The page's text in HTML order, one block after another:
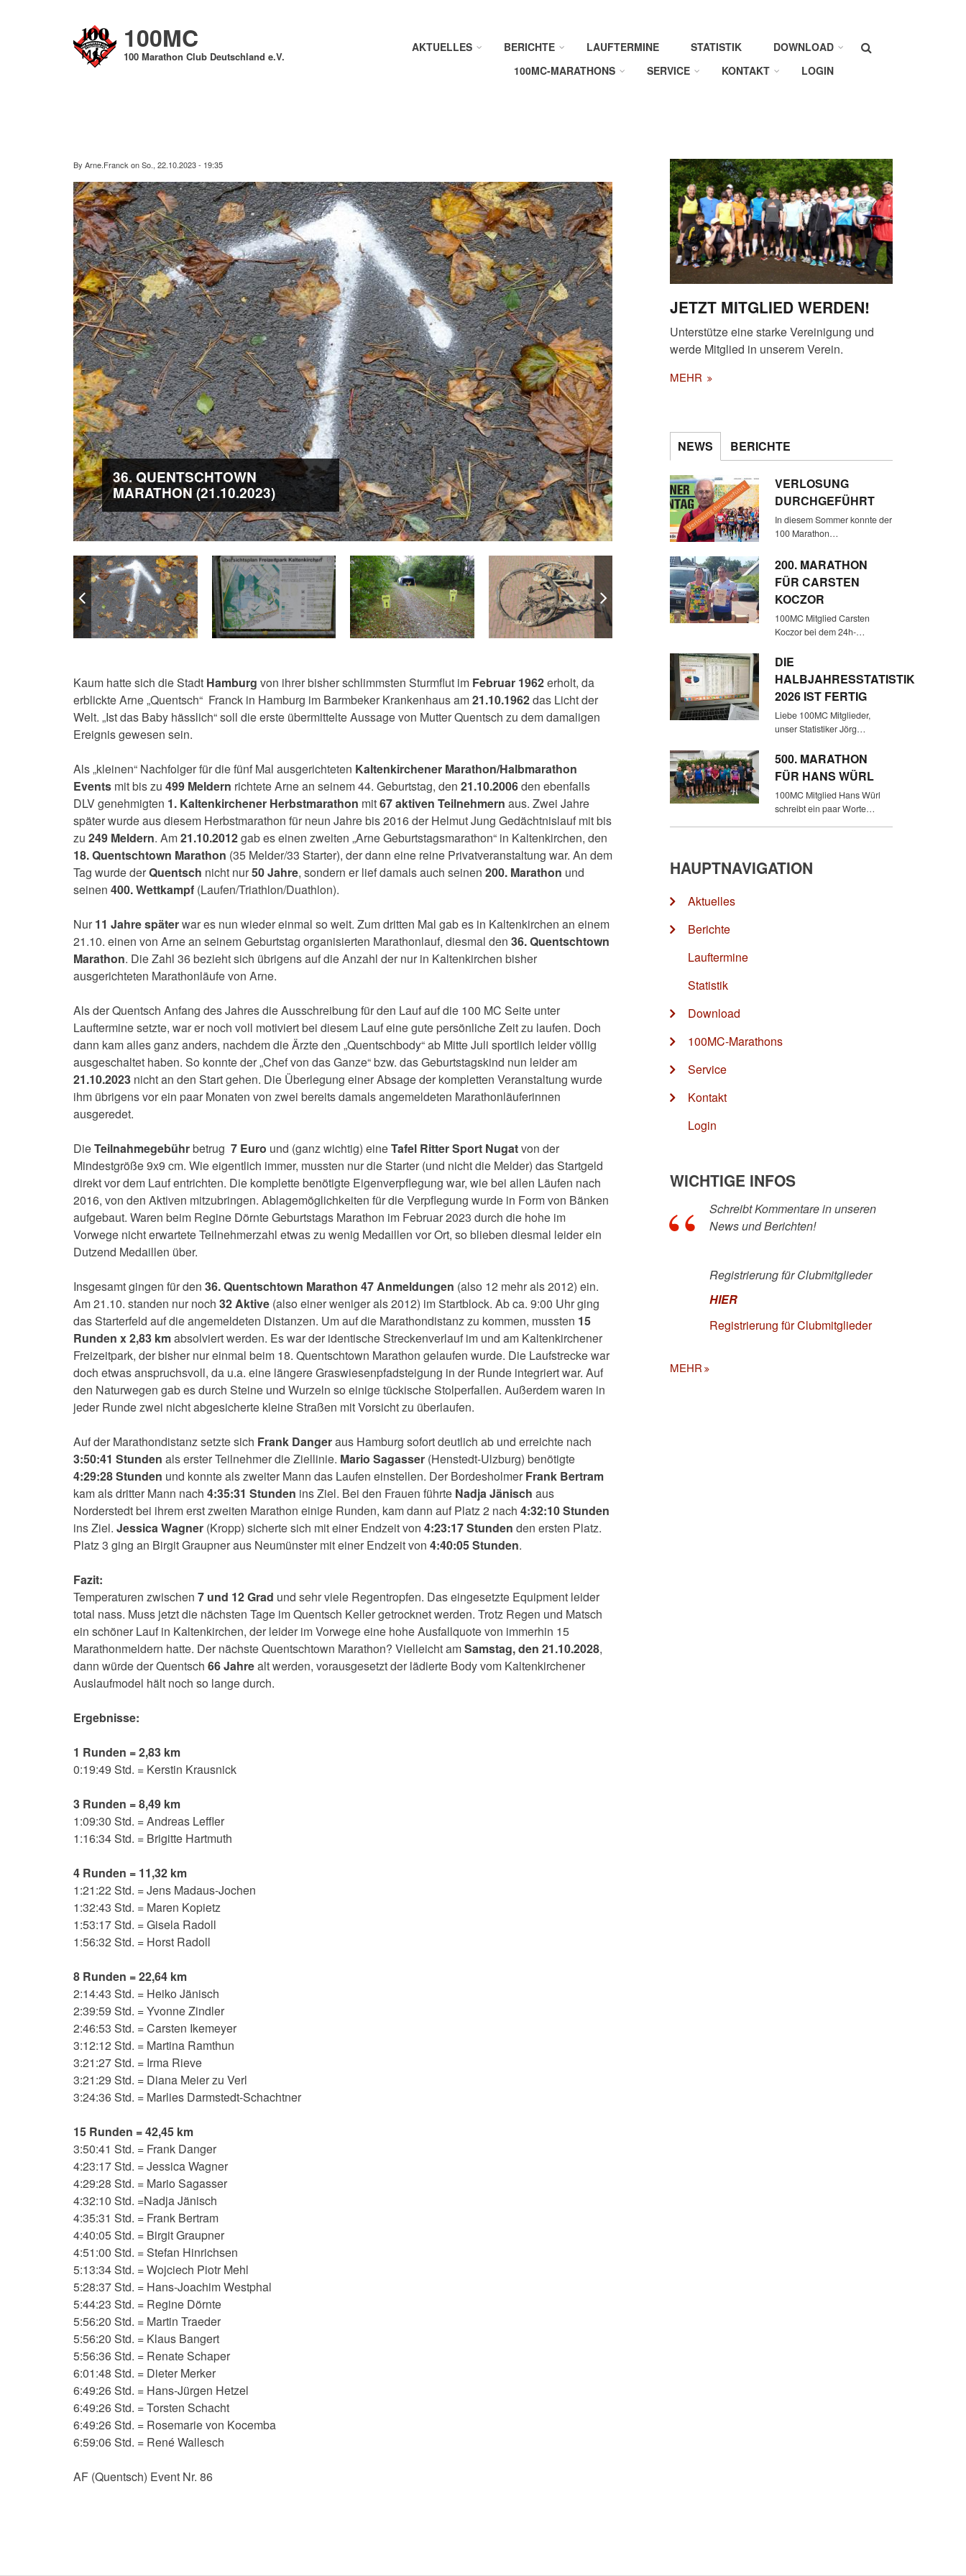
100MC
100 Marathon Club Deutschland e.V.
Suche
AKTUELLES BERICHTE LAUFTERMINE STATISTIK
DOWNLOAD
100MC-MARATHONS
SERVICE KONTAKT LOGIN
By Arne.Franck onSo., 22.10.2023 - 19:35
36. QUENTSCHTOWN
MARATHON (21.10.2023)
WIEDER EINMAL WURDE IM
KALTENKIRCHENER
FREIZEITPARK UND
ANGRENZENDEN BEREICHEN
GELAUFEN
Kaum hatte sich die Stadt Hamburg von ihrer bisher schlimmsten Sturmflut im Februar 1962erholt, da
erblickte Arne „Quentsch“ Franck in Hamburg im Barmbeker Krankenhaus am21.10.1962das Licht der
Welt. „Ist das Baby hässlich“ soll die erste übermittelte Aussage von Mutter Quentsch zu dem damaligen
Ereignis gewesen sein.
Als „kleinen“ Nachfolger für die fünf Mal ausgerichteten Kaltenkirchener Marathon/Halbmarathon
Events mit bis zu 499 Meldern richtete Arne an seinem 44. Geburtstag, den 21.10.2006den ebenfalls
DLV genehmigten 1. Kaltenkirchener Herbstmarathon mit67 aktiven Teilnehmern aus. Zwei Jahre
später wurde aus diesem Herbstmarathon für neun Jahre bis 2016 der Helmut Jung Gedächtnislauf mit bis
zu 249 Meldern. Am21.10.2012gab es einen zweiten „Arne Geburtstagsmarathon“ in Kaltenkirchen, den
18. Quentschtown Marathon (35 Melder/33 Starter), der dann eine reine Privatveranstaltung war. An dem
Tag wurde derQuentsch nicht nur50 Jahre, sondern er lief damals auch seinen 200. Marathon und
seinen 400. Wettkampf (Laufen/Triathlon/Duathlon).
Nur11 Jahre späterwar es nun wieder einmal so weit. Zum dritten Mal gab es in Kaltenkirchen an einem
21.10. einen von Arne an seinem Geburtstag organisierten Marathonlauf, diesmal den 36. Quentschtown
Marathon. Die Zahl 36 bezieht sich übrigens auf die Anzahl der nur in Kaltenkirchen bisher
ausgerichteten Marathonläufe von Arne.
Als der Quentsch Anfang des Jahres die Ausschreibung für den Lauf auf die 100 MC Seite unter
Lauftermine setzte, war er noch voll motiviert bei diesem Lauf eine gute persönliche Zeit zu laufen. Doch
dann kam alles ganz anders, nachdem die Ärzte den „Quentschbody“ ab Mitte Juli sportlich leider völlig
ausgeschaltet haben. So konnte der „Chef von das Ganze“ bzw. das Geburtstagskind nun leider am
21.10.2023 nicht an den Start gehen. Die Überlegung einer Absage der kompletten Veranstaltung wurde
ihm übrigens vor ein paar Monaten von zwei bereits damals angemeldeten Marathonläuferinnen
ausgeredet.
DieTeilnahmegebührbetrug 7 Euro und (ganz wichtig) eineTafel Ritter Sport Nugatvon der
Mindestgröße 9x9 cm. Wie eigentlich immer, mussten nur die Starter (und nicht die Melder) das Startgeld
direkt vor dem Lauf entrichten. Die komplette benötigte Eigenverpflegung war, wie bei allen Läufen nach
2016, von den Aktiven mitzubringen. Ablagemöglichkeiten für die Verpflegung wurde in Form von Bänken
aufgebaut. Waren beim Regine Dörnte Geburtstags Marathon im Februar 2023 durch die hohe im
Vorwege nicht erwartete Teilnehmerzahl etwas zu wenig Medaillen vor Ort, so blieben diesmal leider ein
Dutzend Medaillen über.
Insgesamt gingen für den 36. Quentschtown Marathon 47 Anmeldungen (also 12 mehr als 2012) ein.
Am 21.10. standen nur noch 32 Aktive (also einer weniger als 2012) im Startblock. Ab ca. 9:00 Uhr ging
das Starterfeld auf die angemeldeten Distanzen. Um auf die Marathondistanz zu kommen, mussten 15
Runden x 2,83 kmabsolviert werden. Es war der identische Streckenverlauf im und am Kaltenkirchener
Freizeitpark, der bisher nur einmal beim 18. Quentschtown Marathon gelaufen wurde. Die Laufstrecke war
doch etwas anspruchsvoll, da u.a. eine längere Graswiesenpfadsteigung in der Runde integriert war. Auf
den Naturwegen gab es durch Steine und Wurzeln so einige tückische Stolperfallen. Außerdem waren in
jeder Runde zwei nicht abgesicherte kleine Straßen mit Vorsicht zu überlaufen.
Auf der Marathondistanz setzte sich Frank Dangeraus Hamburg sofort deutlich ab und erreichte nach
3:50:41 Stunden als erster Teilnehmer die Ziellinie. Mario Sagasser (Henstedt-Ulzburg) benötigte
4:29:28 Stunden und konnte als zweiter Mann das Laufen einstellen. Der BordesholmerFrank Bertram
kam als dritter Mann nach 4:35:31 Stunden ins Ziel. Bei den Frauen führte Nadja Jänisch aus
Norderstedt bei ihrem erst zweiten Marathon einige Runden, kam dann auf Platz 2 nach 4:32:10 Stunden
ins Ziel. Jessica Wagner (Kropp) sicherte sich mit einer Endzeit von 4:23:17 Stunden den ersten Platz.
Platz 3 ging an Birgit Graupner aus Neumünster mit einer Endzeit von 4:40:05 Stunden.
Fazit:
Temperaturen zwischen 7 und 12 Grad und sehr viele Regentropfen. Das eingesetzte Equipment leider
total nass. Muss jetzt die nächsten Tage im Quentsch Keller getrocknet werden. Trotz Regen und Matsch
ein schöner Lauf in Kaltenkirchen, der leider im Vorwege eine hohe Ausfallquote von immerhin 15
Marathonmeldern hatte. Der nächste Quentschtown Marathon? Vielleicht amSamstag, den 21.10.2028,
dann würde der Quentsch 66 Jahrealt werden, vorausgesetzt der lädierte Body vom Kaltenkirchener
Auslaufmodel hält noch so lange durch.
Ergebnisse:
1 Runden = 2,83 km
0:19:49 Std. = Kerstin Krausnick
3 Runden = 8,49 km
1:09:30 Std. = Andreas Leffler
1:16:34 Std. = Brigitte Hartmuth
4 Runden = 11,32 km
1:21:22 Std. = Jens Madaus-Jochen
1:32:43 Std. = Maren Kopietz
1:53:17 Std. = Gisela Radoll
1:56:32 Std. = Horst Radoll
8 Runden = 22,64 km
2:14:43 Std. = Heiko Jänisch
2:39:59 Std. = Yvonne Zindler
2:46:53 Std. = Carsten Ikemeyer
3:12:12 Std. = Martina Ramthun
3:21:27 Std. = Irma Rieve
3:21:29 Std. = Diana Meier zu Verl
3:24:36 Std. = Marlies Darmstedt-Schachtner
15 Runden = 42,45 km
3:50:41 Std. = Frank Danger
4:23:17 Std. = Jessica Wagner
4:29:28 Std. = Mario Sagasser
4:32:10 Std. =Nadja Jänisch
4:35:31 Std. = Frank Bertram
4:40:05 Std. = Birgit Graupner
4:51:00 Std. = Stefan Hinrichsen
5:13:34 Std. = Wojciech Piotr Mehl
5:28:37 Std. = Hans-Joachim Westphal
5:44:23 Std. = Regine Dörnte
5:56:20 Std. = Martin Traeder
5:56:20 Std. = Klaus Bangert
5:56:36 Std. = Renate Schaper
6:01:48 Std. = Dieter Merker
6:49:26 Std. = Hans-Jürgen Hetzel
6:49:26 Std. = Torsten Schacht
6:49:26 Std. = Rosemarie von Kocemba
6:59:06 Std. = René Wallesch
AF (Quentsch) Event Nr. 86
JETZT MITGLIED WERDEN!
Unterstütze eine starke Vereinigung und
werde Mitglied in unserem Verein.
MEHR
NEWS BERICHTE
VERLOSUNG
DURCHGEFÜHRT
In diesem Sommer konnte der
100 Marathon…
200. MARATHON
FÜR CARSTEN
KOCZOR
100MC Mitglied Carsten
Koczor bei dem 24h-…
DIE
HALBJAHRESSTATISTIK
2026 IST FERTIG
Liebe 100MC Mitglieder,
unser Statistiker Jörg…
500. MARATHON
FÜR HANS WÜRL
100MC Mitglied Hans Würl
schreibt ein paar Worte…
HAUPTNAVIGATION
Aktuelles
Berichte
Lauftermine
Statistik
Download
100MC-Marathons
Service
Kontakt
Login
WICHTIGE INFOS
Schreibt Kommentare in unseren
News und Berichten!
Registrierung für Clubmitglieder
HIER
Registrierung für Clubmitglieder
MEHR